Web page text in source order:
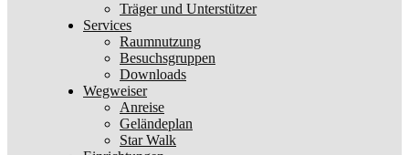
Träger und Unterstützer
Services
Raumnutzung
Besuchsgruppen
Downloads
Wegweiser
Anreise
Geländeplan
Star Walk